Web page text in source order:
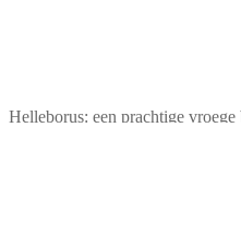
Helleborus: een prachtige vroege